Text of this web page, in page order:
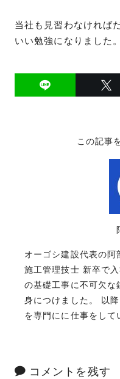
当社も見習わなければ
いい勉強になりました。
この記事
オーゴシ建設代表の
施工管理技士 新卒で
の基礎工事に不可欠な
身につけました。 以
を専門にに仕事をして
コメントを残す